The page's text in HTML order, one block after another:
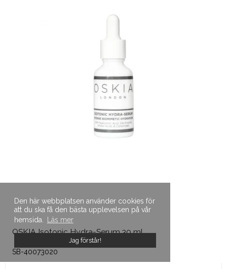
Den här webbplatsen använder cookies för
att du ska få den bästa upplevelsen på vår
hemsida.
Läs mer
Jag förstår!
OSKIA Isotonic Hydra-Serum 30 ml
SB-40073020